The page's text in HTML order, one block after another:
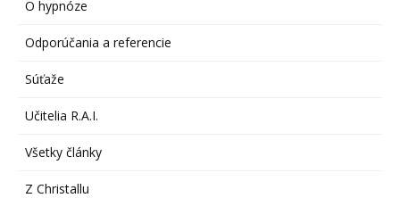
O hypnóze
Odporúčania a referencie
Súťaže
Učitelia R.A.I.
Všetky články
Z Christallu